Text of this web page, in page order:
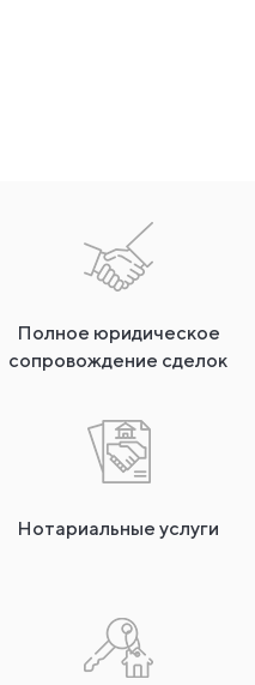
Полное юридическое
сопровождение сделок
Нотариальные услуги